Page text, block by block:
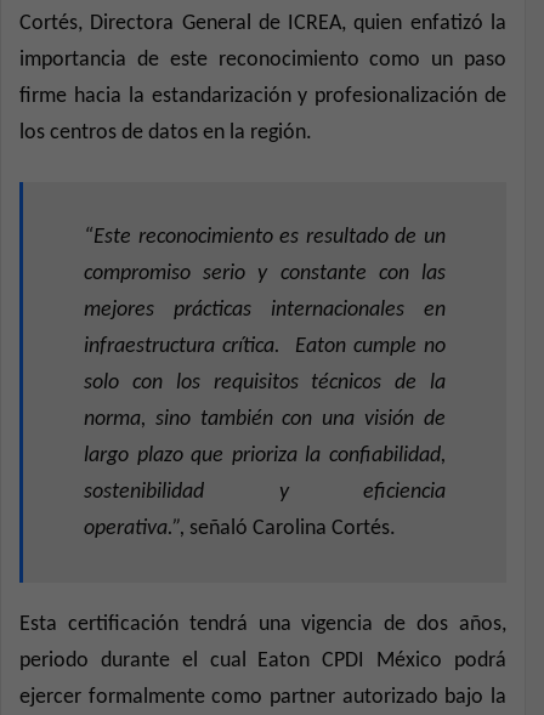
Cortés, Directora General de ICREA, quien enfatizó la
importancia de este reconocimiento como un paso
firme hacia la estandarización y profesionalización de
los centros de datos en la región.
“Este reconocimiento es resultado de un
compromiso serio y constante con las
mejores prácticas internacionales en
infraestructura crítica.
Eaton cumple no
solo con los requisitos técnicos de la
norma, sino también con una visión de
largo plazo que prioriza la confiabilidad,
sostenibilidad y eficiencia
operativa.”, señaló Carolina Cortés.
Esta certificación tendrá una vigencia de dos años,
periodo durante el cual Eaton CPDI México podrá
ejercer formalmente como partner autorizado bajo la